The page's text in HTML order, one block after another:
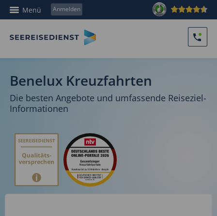
Menü Anmelden
Benelux Kreuzfahrten
Die besten Angebote und umfassende Reiseziel-
Informationen